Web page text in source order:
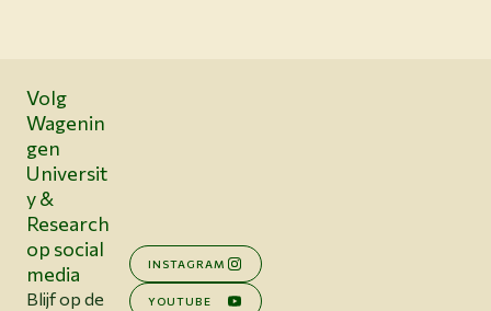
Volg
Wagenin
gen
Universit
y &
Research
op social
media
Blijf op de
INSTAGRAM
YOUTUBE